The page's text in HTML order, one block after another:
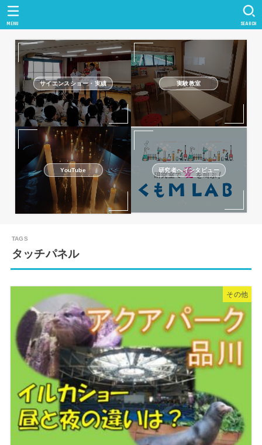
SEARCH
MENU
サイエンスショー・実績 実験教室
YouTube 研究者へインタビュー
タッチパネル
その他